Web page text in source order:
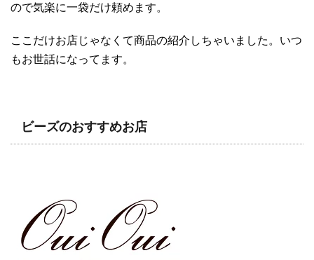
ので気楽に一袋だけ頼めます。
ここだけお店じゃなくて商品の紹介しちゃいました。いつ
もお世話になってます。
ビーズのおすすめお店